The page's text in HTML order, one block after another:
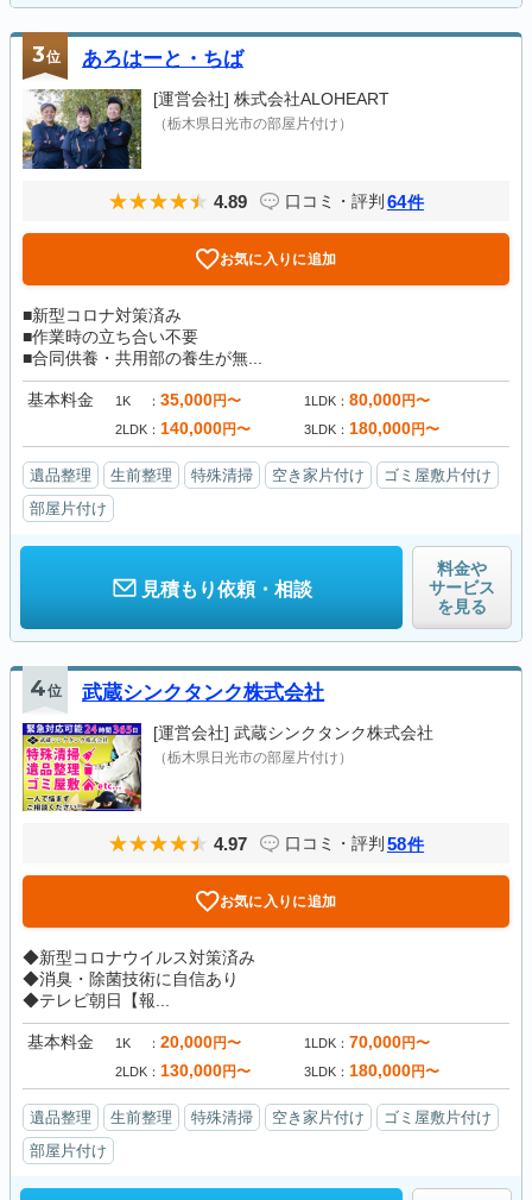
3位 あろはーと・ちば
[運営会社] 株式会社ALOHEART
（栃木県日光市の部屋片付け）
4.89 口コミ・評判 64件
お気に入りに追加
■新型コロナ対策済み
■作業時の立ち合い不要
■合同供養・共用部の養生が無...
基本料金 1K 35,000円〜 1LDK 80,000円〜
2LDK 140,000円〜 3LDK 180,000円〜
遺品整理 生前整理 特殊清掃 空き家片付け
ゴミ屋敷片付け
部屋片付け
見積もり依頼・相談
料金や
サービス
を見る
4位 武蔵シンクタンク株式会社
[運営会社] 武蔵シンクタンク株式会社
（栃木県日光市の部屋片付け）
4.97 口コミ・評判 58件
お気に入りに追加
◆新型コロナウイルス対策済み
◆消臭・除菌技術に自信あり
◆テレビ朝日【報...
基本料金 1K 20,000円〜 1LDK 70,000円〜
2LDK 130,000円〜 3LDK 180,000円〜
遺品整理 生前整理 特殊清掃 空き家片付け
ゴミ屋敷片付け
部屋片付け